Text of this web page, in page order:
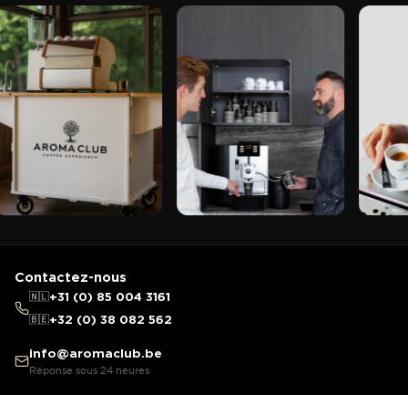
Contactez-nous
🇳🇱+31 (0) 85 004 3161
🇧🇪+32 (0) 38 082 562
info@aromaclub.be
Réponse sous 24 heures